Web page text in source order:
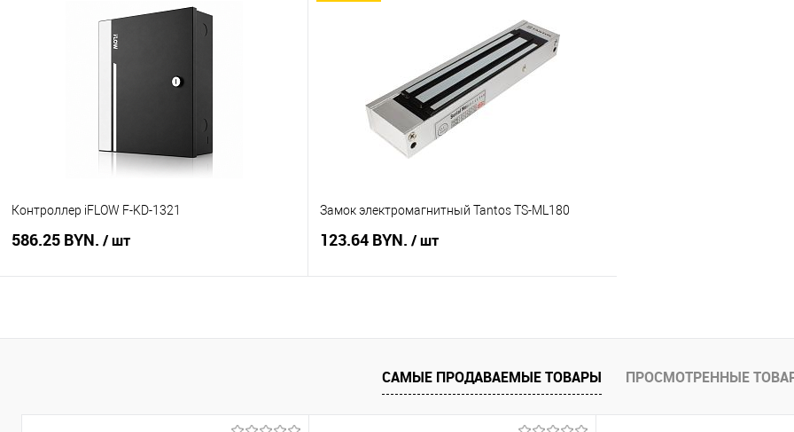
В корзину
В наличии
Сравнение
В наличии
Контроллер iFLOW F-KD-1321
586.25 BYN. / шт
Замок электромагнитный Tantos TS-ML180
123.64 BYN. / шт
САМЫЕ ПРОДАВАЕМЫЕ ТОВАРЫ ПРОСМОТРЕННЫЕ